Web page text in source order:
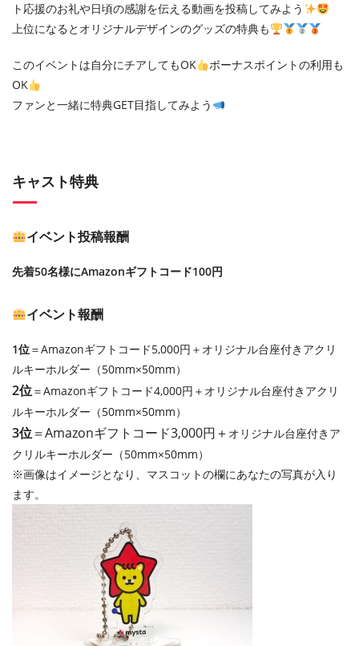
ト応援のお礼や日頃の感謝を伝える動画を投稿してみよう
上位になるとオリジナルデザインのグッズの特典も
このイベントは自分にチアしてもOK
ボーナスポイントの利用も
OK
ファンと一緒に特典GET目指してみよう
キャスト特典
イベント投稿報酬
先着50名様にAmazonギフトコード100円
イベント報酬
1位＝Amazonギフトコード5,000円＋オリジナル台座付きアクリ
ルキーホルダー（50mm×50mm）
2位＝Amazonギフトコード4,000円＋オリジナル台座付きアクリ
ルキーホルダー（50mm×50mm）
3位＝Amazonギフトコード3,000円＋ オリジナル台座付きア
クリルキーホルダー（50mm×50mm）
※画像はイメージとなり、マスコットの欄にあなたの写真が入り
ます。